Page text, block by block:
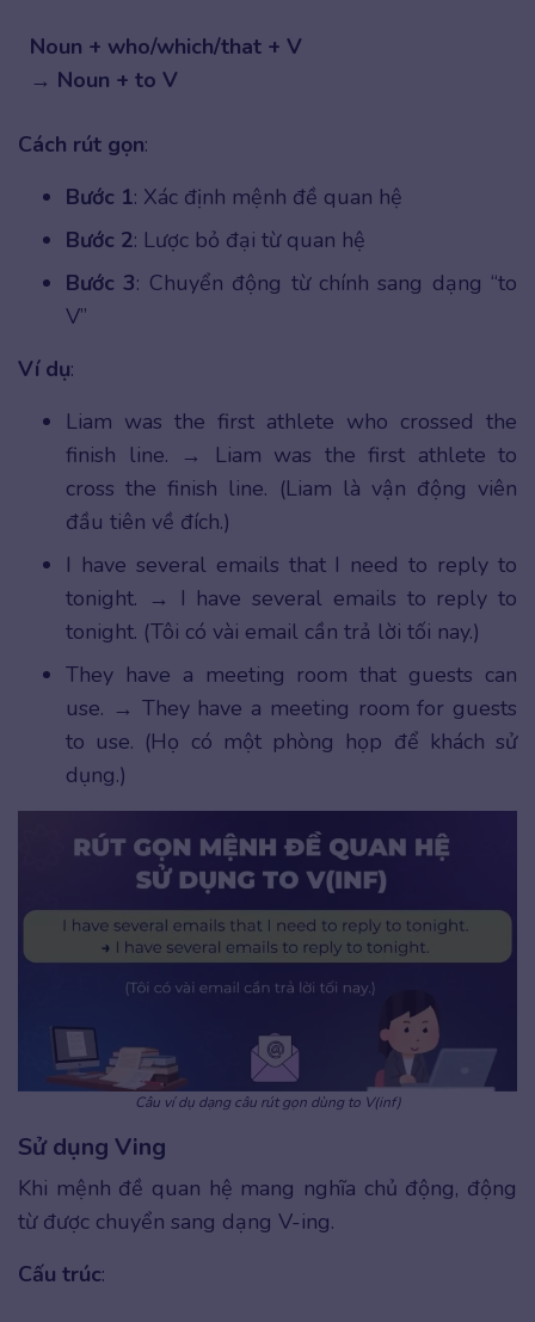
Noun + who/which/that + V
→ Noun + to V
Cách rút gọn:
Bước 1: Xác định mệnh đề quan hệ
Bước 2: Lược bỏ đại từ quan hệ
Bước 3: Chuyển động từ chính sang dạng “to
V”
Ví dụ:
Liam was the first athlete who crossed the
finish line. → Liam was the first athlete to
cross the finish line. (Liam là vận động viên
đầu tiên về đích.)
I have several emails that I need to reply to
tonight. → I have several emails to reply to
tonight. (Tôi có vài email cần trả lời tối nay.)
They have a meeting room that guests can
use. → They have a meeting room for guests
to use. (Họ có một phòng họp để khách sử
dụng.)
Câu ví dụ dạng câu rút gọn dùng to V(inf)
Sử dụng Ving
Khi mệnh đề quan hệ mang nghĩa chủ động, động
từ được chuyển sang dạng V-ing.
Cấu trúc: